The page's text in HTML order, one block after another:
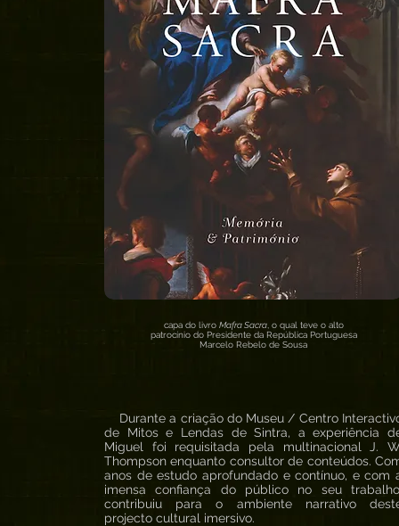
capa do livro Mafra Sacra, o qual teve o alto
patrocínio do Presidente da República Portuguesa
Marcelo Rebelo de Sousa
Durante a criação do Museu / Centro
de Mitos e Lendas de Sintra, a experiência
Miguel foi requisitada pela multinacional J.
Thompson enquanto consultor de conteúdos.
anos de estudo aprofundado e contínuo, e com
imensa confiança do público no seu
contribuiu para o ambiente narrativo
projecto cultural imersivo.